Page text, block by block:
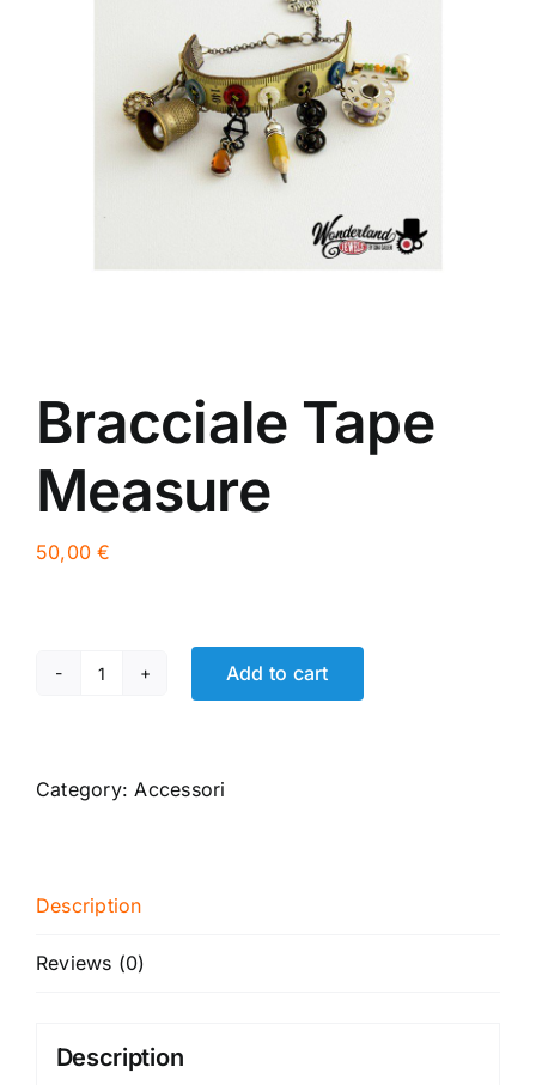
Bracciale Tape
Measure
50,00€
Bracciale
quantity
Add to cart
Category:Accessori
Description
Reviews (0)
Description